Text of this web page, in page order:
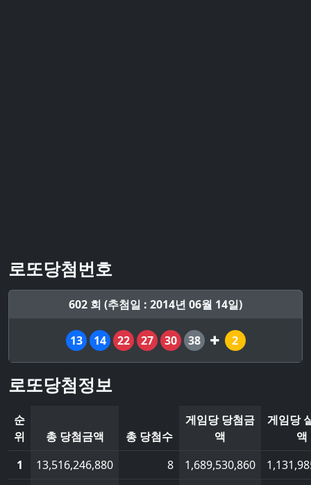
로또당첨번호
602 회 (추첨일 : 2014년 06월 14일)
13 14 22 27 30 38 2
로또당첨정보
순
위
총 당첨금액 총 당첨수
게임당 당첨금
액
게임당
액
1
13,516,246,880 8 1,689,530,860